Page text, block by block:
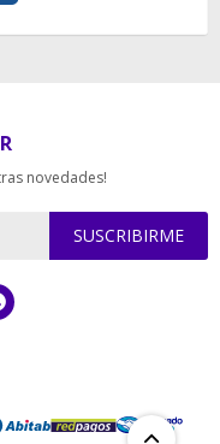
novedades!
SUSCRIBIRME